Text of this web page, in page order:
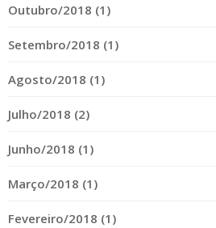
Outubro/2018 (1)
Setembro/2018 (1)
Agosto/2018 (1)
Julho/2018 (2)
Junho/2018 (1)
Março/2018 (1)
Fevereiro/2018 (1)